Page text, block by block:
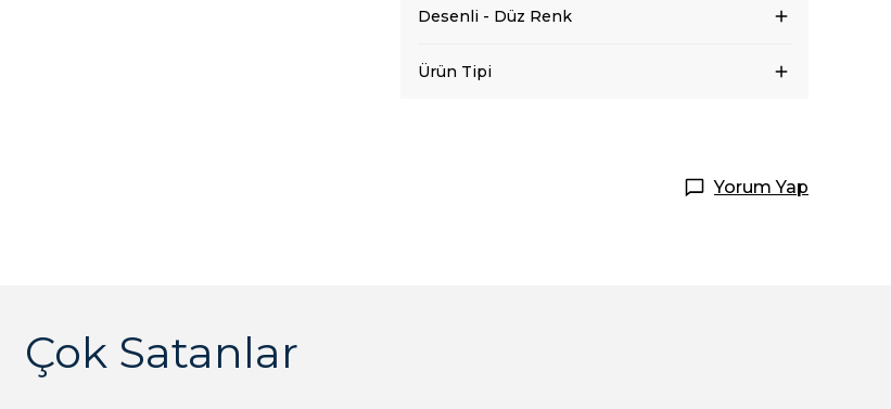
Desenli - Düz Renk
Ürün Tipi
Yorum Yap
Çok Satanlar